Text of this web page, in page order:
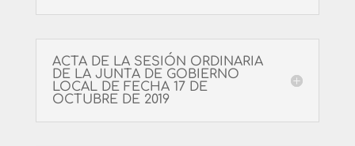
ACTA DE LA SESIÓN ORDINARIA
DE LA JUNTA DE GOBIERNO
LOCAL DE FECHA 17 DE
OCTUBRE DE 2019